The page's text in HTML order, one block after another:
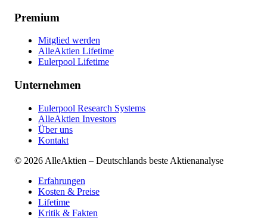
Premium
Mitglied werden
AlleAktien Lifetime
Eulerpool Lifetime
Unternehmen
Eulerpool Research Systems
AlleAktien Investors
Über uns
Kontakt
© 2026 AlleAktien – Deutschlands beste Aktienanalyse
Erfahrungen
Kosten & Preise
Lifetime
Kritik & Fakten